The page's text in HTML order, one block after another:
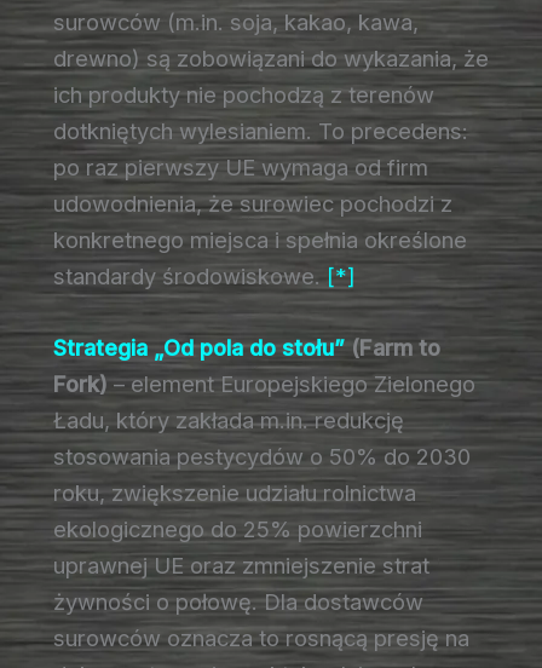
surowców (m.in. soja, kakao, kawa,
drewno) są zobowiązani do wykazania, że
ich produkty nie pochodzą z terenów
dotkniętych wylesianiem. To precedens:
po raz pierwszy UE wymaga od firm
udowodnienia, że surowiec pochodzi z
konkretnego miejsca i spełnia określone
standardy środowiskowe. [*]
Strategia „Od pola do stołu” (Farm to
Fork) – element Europejskiego Zielonego
Ładu, który zakłada m.in. redukcję
stosowania pestycydów o 50% do 2030
roku, zwiększenie udziału rolnictwa
ekologicznego do 25% powierzchni
uprawnej UE oraz zmniejszenie strat
żywności o połowę. Dla dostawców
surowców oznacza to rosnącą presję na